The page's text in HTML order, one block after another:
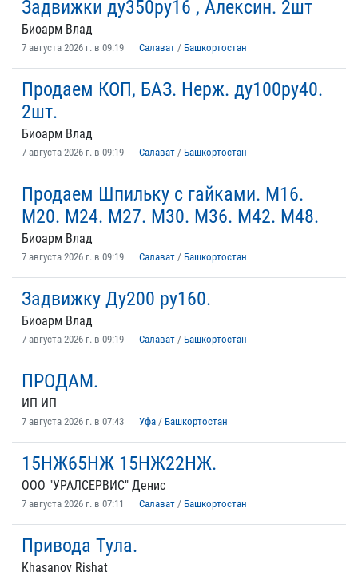
Задвижки ду350ру16 , Алексин. 2шт
Биоарм Влад
7 августа 2026 г. в 09:19 Салават / Башкортостан
Продаем КОП, БАЗ. Нерж. ду100ру40.
2шт.
Биоарм Влад
7 августа 2026 г. в 09:19 Салават / Башкортостан
Продаем Шпильку с гайками. М16.
М20. М24. М27. М30. М36. М42. М48.
Биоарм Влад
7 августа 2026 г. в 09:19 Салават / Башкортостан
Задвижку Ду200 ру160.
Биоарм Влад
7 августа 2026 г. в 09:19 Салават / Башкортостан
ПРОДАМ.
ИП ИП
7 августа 2026 г. в 07:43 Уфа / Башкортостан
15НЖ65НЖ 15НЖ22НЖ.
ООО "УРАЛСЕРВИС" Денис
7 августа 2026 г. в 07:11 Салават / Башкортостан
Привода Тула.
Khasanov Rishat